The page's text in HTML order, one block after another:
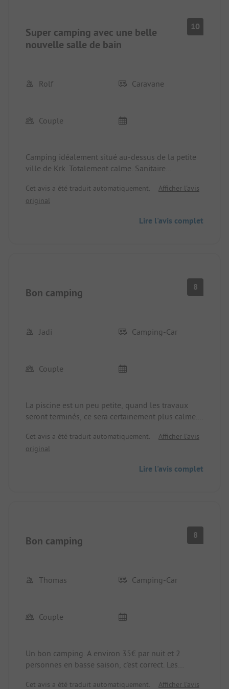
Super camping avec une belle
nouvelle salle de bain
10
Rolf Caravane
Couple
Camping idéalement situé au-dessus de la petite
ville de Krk. Totalement calme. Sanitaire
Grands emplacements ensoleillés. Tout est très
bien entretenu Avec ACSI 25.- €.
Cet avis a été traduit automatiquement.
Afficher l'avis
original
Lire l'avis complet
Bon camping 8
Jadi Camping-Car
Couple
La piscine est un peu petite, quand les travaux
seront terminés, ce sera certainement plus calme.
magasin pour faire des achats est inutile, on n'y
trouve rien. Sinon, tout à fait correct pour
Cet avis a été traduit automatiquement.
Afficher l'avis
original
Lire l'avis complet
Bon camping 8
Thomas Camping-Car
Couple
Un bon camping. A environ 35€ par nuit et 2
personnes en basse saison, c'est correct. Les
Cet avis a été traduit automatiquement.
Afficher l'avis